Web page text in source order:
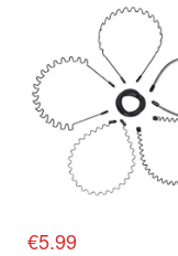
€5.99